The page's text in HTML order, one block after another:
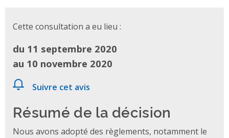
Cette consultation a eu lieu :
du 11 septembre 2020
au 10 novembre 2020
Suivre cet avis
Résumé de la décision
Nous avons adopté des règlements, notamment le